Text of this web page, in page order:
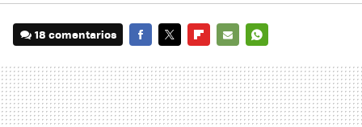
18 comentarios
MAIL